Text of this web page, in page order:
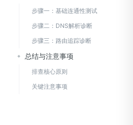
步骤一：基础连通性测试
步骤二：DNS解析诊断
步骤三：路由追踪诊断
总结与注意事项
排查核心原则
关键注意事项